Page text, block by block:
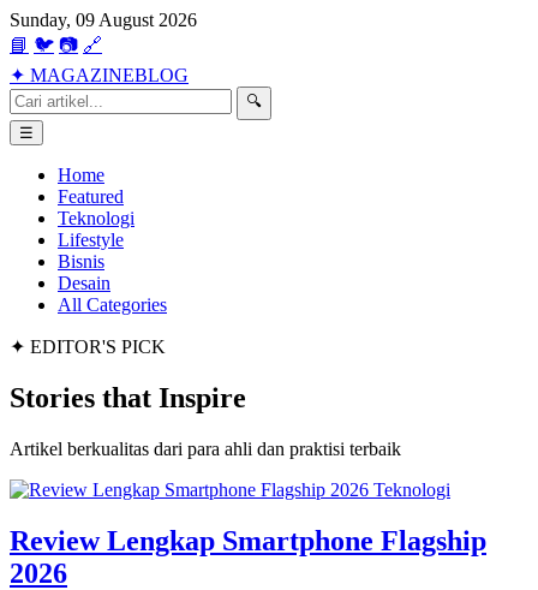
Sunday, 09 August 2026
📘 🐦 📷 🔗
✦ MAGAZINEBLOG
🔍
☰
Home
Featured
Teknologi
Lifestyle
Bisnis
Desain
All Categories
✦ EDITOR'S PICK
Stories that Inspire
Artikel berkualitas dari para ahli dan praktisi terbaik
Teknologi
Review Lengkap Smartphone Flagship
2026